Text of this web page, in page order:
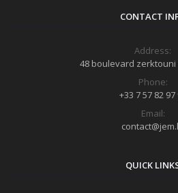
CONTACT
Address:
48 boulevard zerktouni
Phone:
+33 7 57 82 97
Email:
QUICK